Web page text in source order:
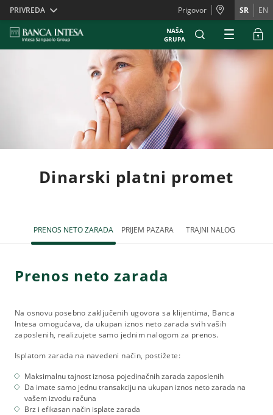
Skiplinks
PRIVREDA Prigovor SR EN
NAŠA
GRUPA
Dinarski platni promet
PRENOS NETO ZARADA PRIJEM PAZARA TRAJNI NALOG
Prenos neto zarada
Na osnovu posebno zaključenih ugovora sa klijentima, Banca
Intesa omogućava, da ukupan iznos neto zarada svih vaših
zaposlenih, realizujete samo jednim nalogom za prenos.
Isplatom zarada na navedeni način, postižete:
Maksimalnu tajnost iznosa pojedinačnih zarada zaposlenih
Da imate samo jednu transakciju na ukupan iznos neto zarada na
vašem izvodu računa
Brz i efikasan način isplate zarada